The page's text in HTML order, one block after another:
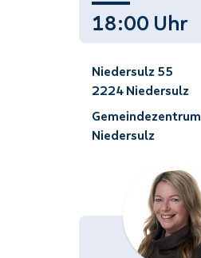
18:00 Uhr
Niedersulz 55
2224 Niedersulz
Gemeindezentrum
Niedersulz